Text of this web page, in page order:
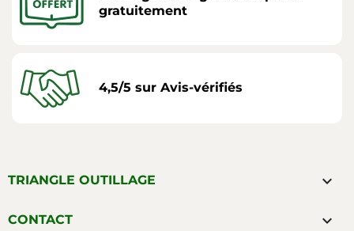
gratuitement
4,5/5 sur Avis-vérifiés
TRIANGLE OUTILLAGE 
CONTACT 